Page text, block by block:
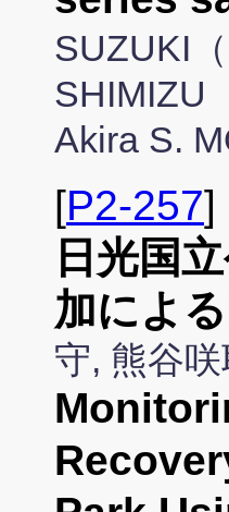
SUZUKI
SHIMIZU
Akira S.
[P2-257]
日光国
加によ
守, 熊谷